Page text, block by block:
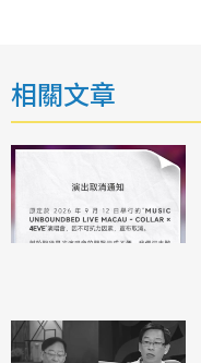
相關文章